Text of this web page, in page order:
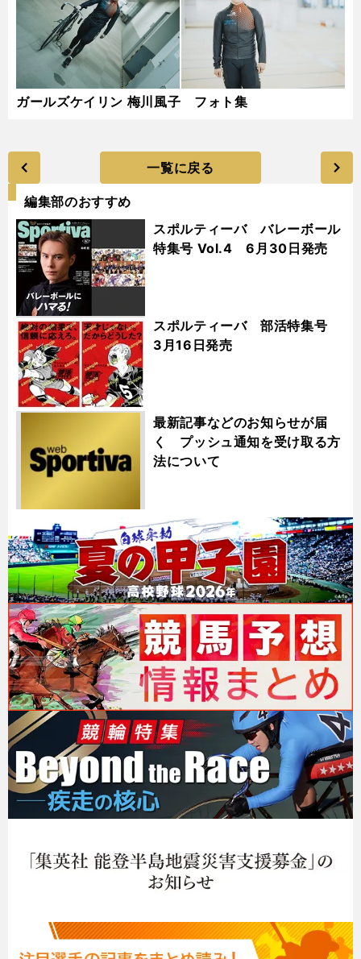
ガールズケイリン 梅川風子 フォト集
一覧に戻る
編集部のおすすめ
スポルティーバ バレーボール
特集号 Vol.4 6月30日発売
スポルティーバ 部活特集号
3月16日発売
最新記事などのお知らせが届
く プッシュ通知を受け取る方
法について